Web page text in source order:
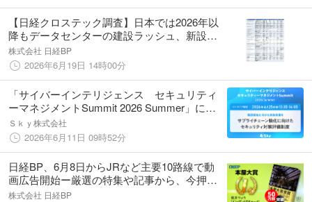
【日経クロステック調査】日本では2026年以
降もデータセンターの建設ラッシュ、新設・
増設予定は24社の38件 地方分散の動きも
株式会社 日経BP
2026年6月19日 14時00分
「サイバーインテリジェンス セキュリティ
ーマネジメントSummit 2026 Summer」に協
賛
Ｓｋｙ株式会社
2026年6月11日 09時52分
日経BP、6月8日からJRなど主要10路線で動
画広告開始ー厳選の特集や記事から、今押さ
えるべき注目情報を週替わりでお届け！ー
株式会社 日経BP